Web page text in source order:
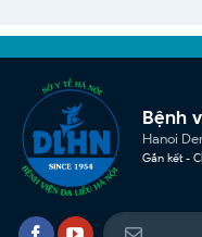
Bệnh
Hanoi
Gắn kết -